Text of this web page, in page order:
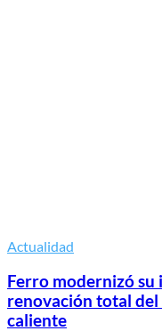
Actualidad
Ferro modernizó
renovación total del
caliente